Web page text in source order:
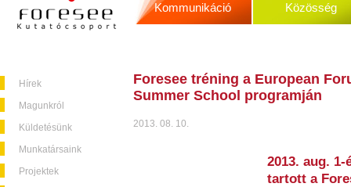
Hírek
Magunkról
Küldetésünk
Munkatársaink
Projektek
Kommunikáció Közösség
Foresee tréning a European
Summer School programján
2013. 08. 10.
2013. aug.
tartott a